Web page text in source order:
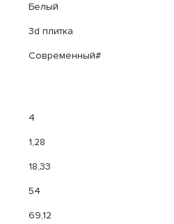
Белый
3d плитка
Современный#
4
1,28
18,33
54
69,12